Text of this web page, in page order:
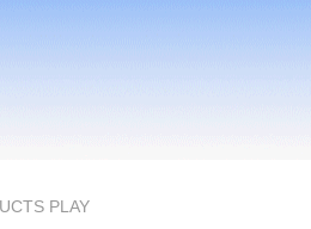
PLAY